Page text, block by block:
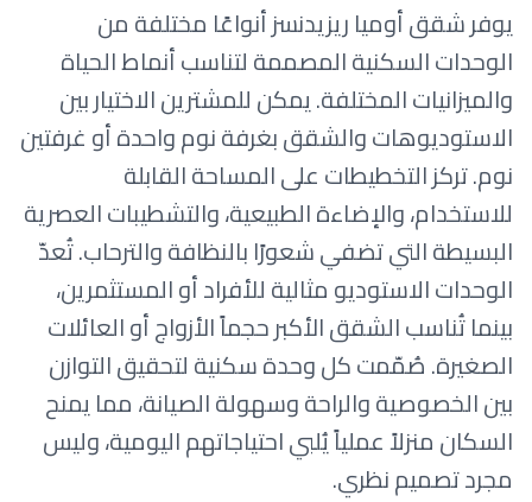
يوفر شقق أوميا ريزيدنسز أنواعًا مختلفة من
الوحدات السكنية المصممة لتناسب أنماط الحياة
والميزانيات المختلفة. يمكن للمشترين الاختيار بين
الاستوديوهات والشقق بغرفة نوم واحدة أو غرفتين
نوم. تركز التخطيطات على المساحة القابلة
للاستخدام، والإضاءة الطبيعية، والتشطيبات العصرية
البسيطة التي تضفي شعورًا بالنظافة والترحاب. تُعدّ
الوحدات الاستوديو مثالية للأفراد أو المستثمرين،
بينما تُناسب الشقق الأكبر حجماً الأزواج أو العائلات
الصغيرة. صُمّمت كل وحدة سكنية لتحقيق التوازن
بين الخصوصية والراحة وسهولة الصيانة، مما يمنح
السكان منزلاً عملياً يُلبي احتياجاتهم اليومية، وليس
مجرد تصميم نظري.